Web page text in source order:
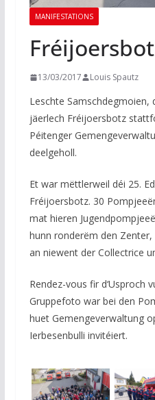
MANIFESTATIONS
13/03/2017 Louis Spautz
Leschte Samschdegmoien,
jäerlech Fréijoersbotz
Péitenger
deelgeholl.
Et war mëttlerweil déi 25.
Fréijoersbotz. 30
mat hieren
hunn ronderëm den
an niewent der Collectrice
Rendez-vous fir d‘Usproch
Gruppefoto war bei den
huet Gemengeverwaltung
Ierbesenbulli invitéiert.